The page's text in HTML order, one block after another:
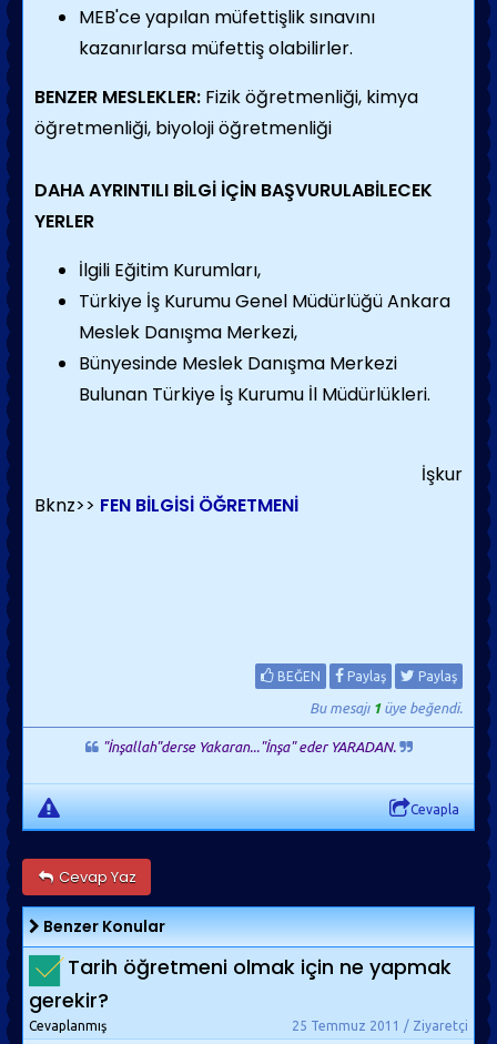
MEB'ce yapılan müfettişlik sınavını
kazanırlarsa müfettiş olabilirler.
BENZER MESLEKLER: Fizik öğretmenliği, kimya
öğretmenliği, biyoloji öğretmenliği
DAHA AYRINTILI BİLGİ İÇİN BAŞVURULABİLECEK
YERLER
İlgili Eğitim Kurumları,
Türkiye İş Kurumu Genel Müdürlüğü Ankara
Meslek Danışma Merkezi,
Bünyesinde Meslek Danışma Merkezi
Bulunan Türkiye İş Kurumu İl Müdürlükleri.
İşkur
Bknz>> FEN BİLGİSİ ÖĞRETMENİ
BEĞEN Paylaş Paylaş
Bu mesajı 1üye beğendi.
"İnşallah"derse Yakaran..."İnşa" eder YARADAN.
Cevapla
Cevap Yaz
Benzer Konular
Tarih öğretmeni olmak için ne yapmak
gerekir?
25 Temmuz 2011 / Ziyaretçi
Cevaplanmış